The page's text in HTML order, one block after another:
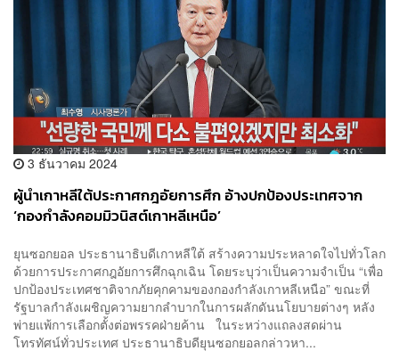
3 ธันวาคม 2024
ผู้นำเกาหลีใต้ประกาศกฎอัยการศึก อ้างปกป้องประเทศจาก
‘กองกำลังคอมมิวนิสต์เกาหลีเหนือ’
ยุนซอกยอล ประธานาธิบดีเกาหลีใต้ สร้างความประหลาดใจไปทั่วโลก
ด้วยการประกาศกฎอัยการศึกฉุกเฉิน โดยระบุว่าเป็นความจำเป็น “เพื่อ
ปกป้องประเทศชาติจากภัยคุกคามของกองกำลังเกาหลีเหนือ” ขณะที่
รัฐบาลกำลังเผชิญความยากลำบากในการผลักดันนโยบายต่างๆ หลัง
พ่ายแพ้การเลือกตั้งต่อพรรคฝ่ายค้าน ในระหว่างแถลงสดผ่าน
โทรทัศน์ทั่วประเทศ ประธานาธิบดียุนซอกยอลกล่าวหา...